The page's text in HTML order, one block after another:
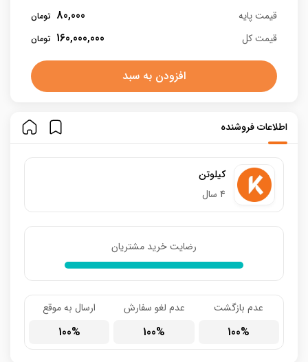
قیمت پایه 80,000
قیمت کل 160,000,000
افزودن به سبد
اطلاعات فروشنده
کیلوتن
4 سال
رضایت خرید مشتریان
عدم بازگشت
100
عدم لغو سفارش
100
ارسال به موقع
100